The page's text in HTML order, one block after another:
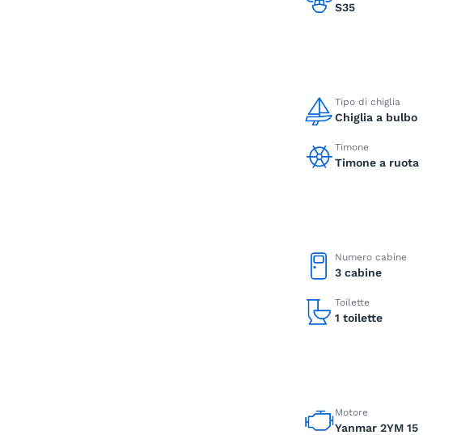
S35
Tipo di chiglia
Chiglia a bulbo
Timone
Timone a ruota
Numero cabine
3 cabine
Toilette
1 toilette
Motore
Yanmar 2YM 15